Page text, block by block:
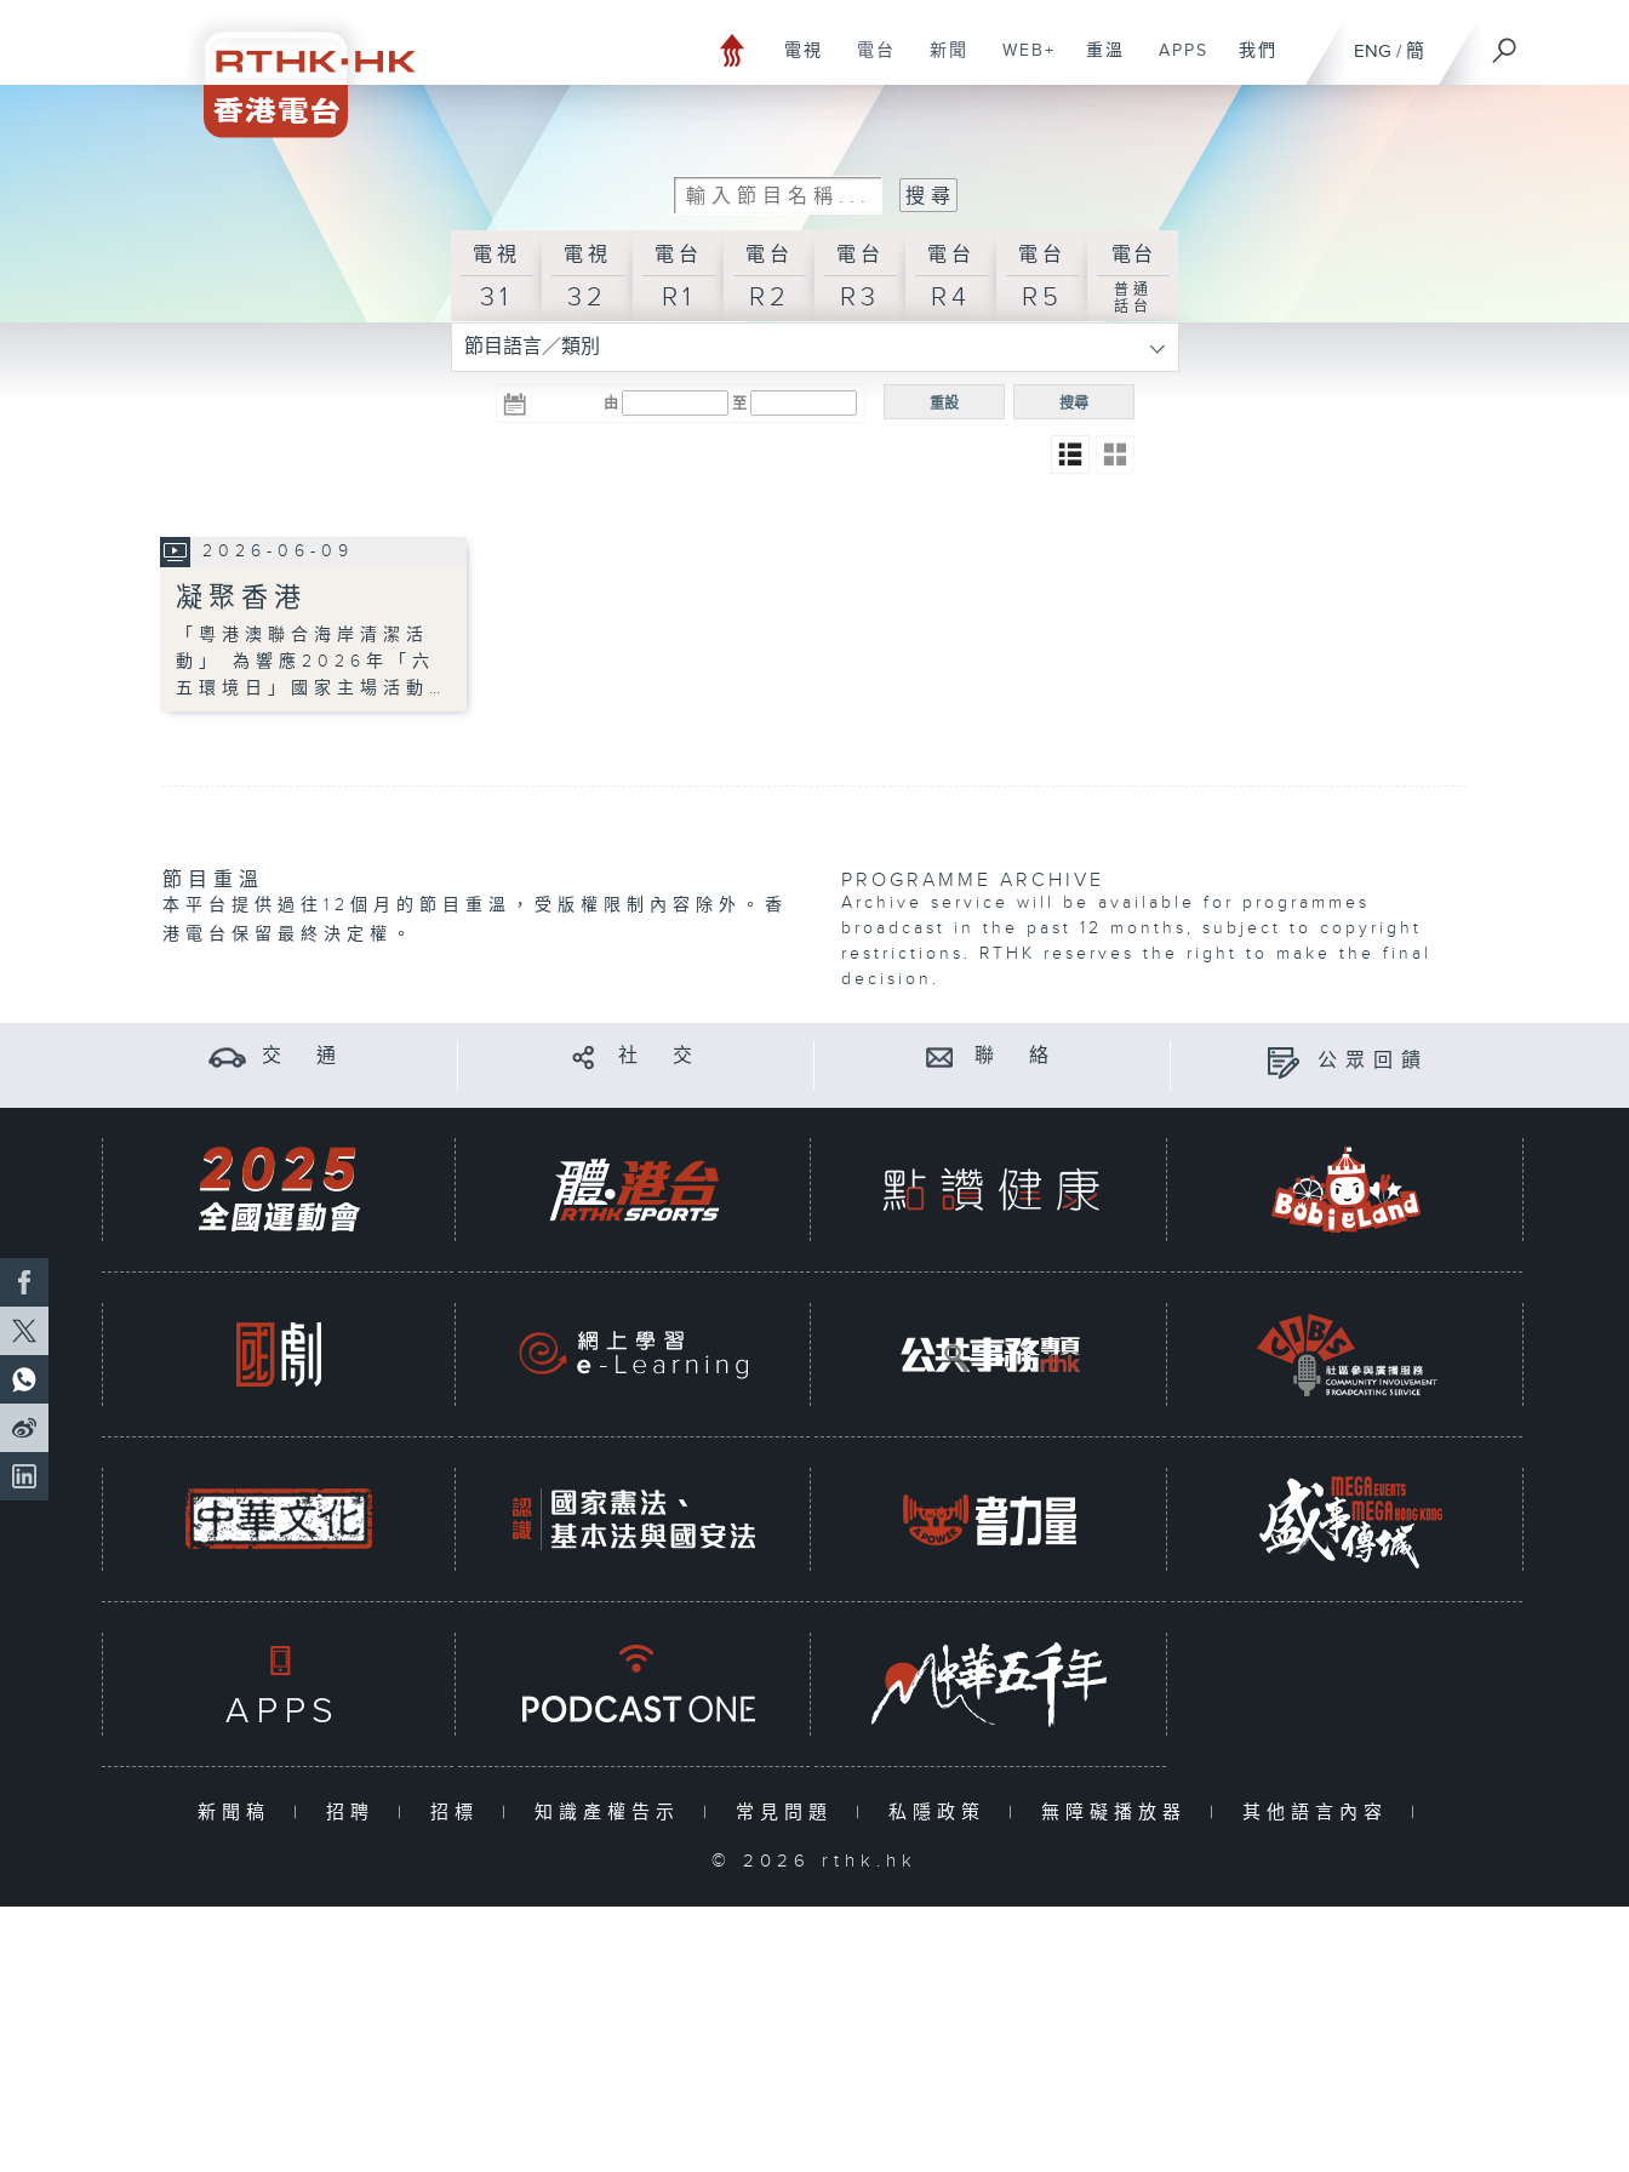
ENG / 簡
電視 電台 新聞 WEB+ 重溫 APPS 我們
電視
31
電視
32
電台
R1
電台
R2
電台
R3
電台
R4
電台
R5
電台
普通
話台
節目語言／類別
由 至 搜尋
重設
2026-06-09
凝聚香港
「粵港澳聯合海岸清潔活
動」 為響應2026年「六
五環境日」國家主場活動…
節目重溫
本平台提供過往12個月的節目重溫，受版權限制內容除外。香
港電台保留最終決定權。
PROGRAMME ARCHIVE
Archive service will be available for programmes
broadcast in the past 12 months, subject to copyright
restrictions. RTHK reserves the right to make the final
decision.
交 通 社 交 聯 絡 公眾回饋
新聞稿 | 招聘 | 招標 | 知識產權告示 | 常見問題 | 私隱政策 | 無障礙播放器 | 其他語言內容 |
© 2026 rthk.hk